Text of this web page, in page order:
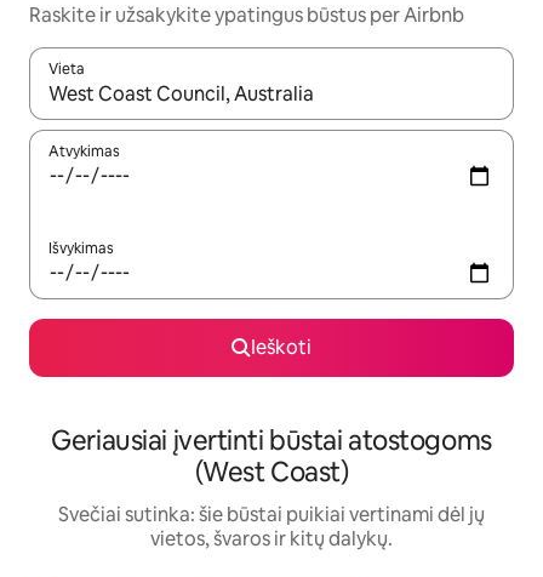
Raskite ir užsakykite ypatingus būstus per Airbnb
Vieta
Kai pasirodys paieškos rezultatai, juos naršyti galite
Atvykimas
Išvykimas
Ieškoti
Geriausiai įvertinti būstai atostogoms
(West Coast)
Svečiai sutinka: šie būstai puikiai vertinami dėl jų
vietos, švaros ir kitų dalykų.